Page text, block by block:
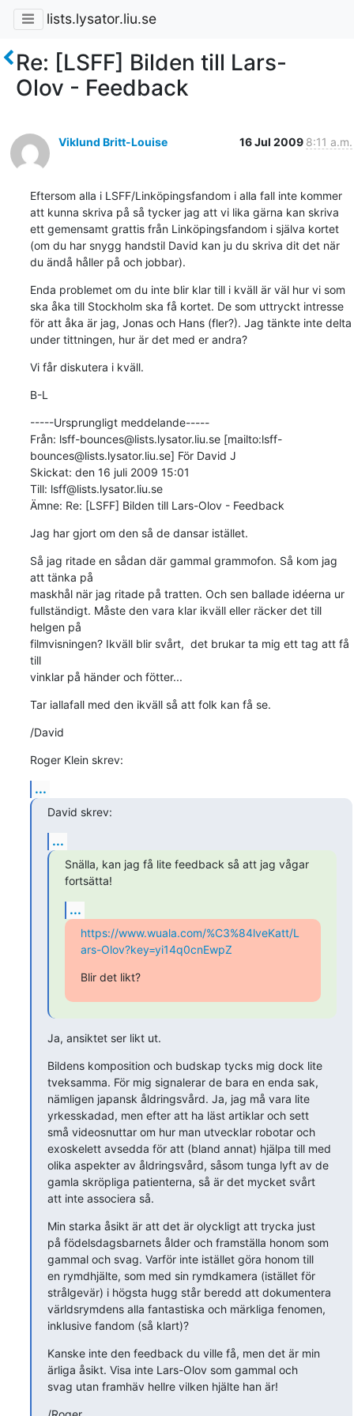
lists.lysator.liu.se
Re: [LSFF] Bilden till Lars-
Olov - Feedback
Viklund Britt-Louise 16 Jul 2009 8:11 a.m.
Eftersom alla i LSFF/Linköpingsfandom i alla fall inte kommer
att kunna skriva på så tycker jag att vi lika gärna kan skriva
ett gemensamt grattis från Linköpingsfandom i själva kortet
(om du har snygg handstil David kan ju du skriva dit det när
du ändå håller på och jobbar).
Enda problemet om du inte blir klar till i kväll är väl hur vi som
ska åka till Stockholm ska få kortet. De som uttryckt intresse
för att åka är jag, Jonas och Hans (fler?). Jag tänkte inte delta
under tittningen, hur är det med er andra?
Vi får diskutera i kväll.
B-L
-----Ursprungligt meddelande-----
Från: lsff-bounces@lists.lysator.liu.se [mailto:lsff-
bounces@lists.lysator.liu.se] För David J
Skickat: den 16 juli 2009 15:01
Till: lsff@lists.lysator.liu.se
Ämne: Re: [LSFF] Bilden till Lars-Olov - Feedback
Jag har gjort om den så de dansar istället.
Så jag ritade en sådan där gammal grammofon. Så kom jag
att tänka på
maskhål när jag ritade på tratten. Och sen ballade idéerna ur
fullständigt. Måste den vara klar ikväll eller räcker det till
helgen på
filmvisningen? Ikväll blir svårt,  det brukar ta mig ett tag att få
till
vinklar på händer och fötter...
Tar iallafall med den ikväll så att folk kan få se.
/David
Roger Klein skrev:
...
David skrev:
...
Snälla, kan jag få lite feedback så att jag vågar
fortsätta!
...
https://www.wuala.com/%C3%84lveKatt/L
ars-Olov?key=yi14q0cnEwpZ
Blir det likt?
Ja, ansiktet ser likt ut.
Bildens komposition och budskap tycks mig dock lite
tveksamma. För mig signalerar de bara en enda sak,
nämligen japansk åldringsvård. Ja, jag må vara lite
yrkesskadad, men efter att ha läst artiklar och sett
små videosnuttar om hur man utvecklar robotar och
exoskelett avsedda för att (bland annat) hjälpa till med
olika aspekter av åldringsvård, såsom tunga lyft av de
gamla skröpliga patienterna, så är det mycket svårt
att inte associera så.
Min starka åsikt är att det är olyckligt att trycka just
på födelsdagsbarnets ålder och framställa honom som
gammal och svag. Varför inte istället göra honom till
en rymdhjälte, som med sin rymdkamera (istället för
strålgevär) i högsta hugg står beredd att dokumentera
världsrymdens alla fantastiska och märkliga fenomen,
inklusive fandom (så klart)?
Kanske inte den feedback du ville få, men det är min
ärliga åsikt. Visa inte Lars-Olov som gammal och
svag utan framhäv hellre vilken hjälte han är!